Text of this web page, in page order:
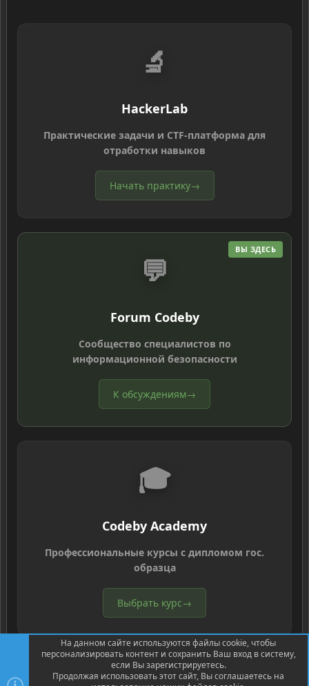
🔬
HackerLab
Практические задачи и CTF-платформа для
отработки навыков
Начать практику→
ВЫ ЗДЕСЬ
💬
Forum Codeby
Сообщество специалистов по
информационной безопасности
К обсуждениям→
🎓
Codeby Academy
Профессиональные курсы с дипломом гос.
образца
Выбрать курс→
На данном сайте используются файлы cookie, чтобы
персонализировать контент и сохранить Ваш вход в систему,
если Вы зарегистрируетесь.
Продолжая использовать этот сайт, Вы соглашаетесь на